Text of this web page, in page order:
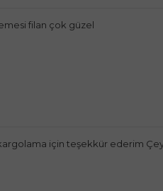
filan çok güzel
için teşekkür ederim Çeyiz